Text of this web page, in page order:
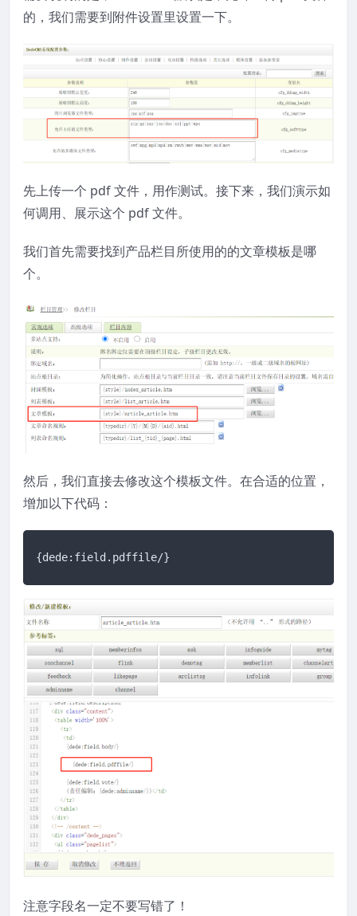
的，我们需要到附件设置里设置一下。
先上传一个 pdf 文件，用作测试。接下来，我们演示如
何调用、展示这个 pdf 文件。
我们首先需要找到产品栏目所使用的的文章模板是哪
个。
然后，我们直接去修改这个模板文件。在合适的位置，
增加以下代码：
{dede:field.pdffile/}
注意字段名一定不要写错了！